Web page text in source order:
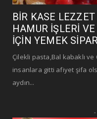
BİR KASE
HAMUR İŞLERİ
İÇİN YEMEK
Çilekli pasta,Bal kabaklı
insanlara gitti afiyet şifa
aydın...
-